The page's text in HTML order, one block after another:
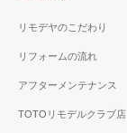
リモデヤのこだわり
リフォームの流れ
アフターメンテナンス
TOTOリモデルクラブ店